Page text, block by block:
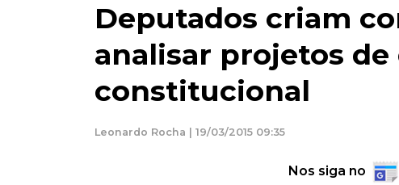
Deputados criam
analisar projetos de
constitucional
Leonardo Rocha | 19/03/2015 09:35
Nos siga no